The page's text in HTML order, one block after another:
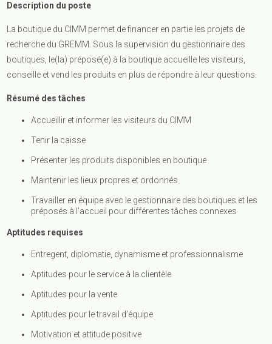
Description du poste
La boutique du CIMM permet de financer en partie les projets de
recherche du GREMM. Sous la supervision du gestionnaire des
boutiques, le(la) préposé(e) à la boutique accueille les visiteurs,
conseille et vend les produits en plus de répondre à leur questions.
Résumé des tâches
Accueillir et informer les visiteurs du CIMM
Tenir la caisse
Présenter les produits disponibles en boutique
Maintenir les lieux propres et ordonnés
Travailler en équipe avec le gestionnaire des boutiques et les
préposés à l’accueil pour différentes tâches connexes
Aptitudes requises
Entregent, diplomatie, dynamisme et professionnalisme
Aptitudes pour le service à la clientèle
Aptitudes pour la vente
Aptitudes pour le travail d’équipe
Motivation et attitude positive